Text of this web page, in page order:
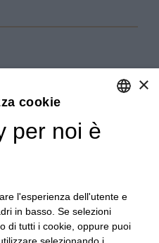
è un marchio di Olio
07980320019
Creato da:etinet.it
×
cookie
per noi è
l'esperienza dell'utente e
in basso. Se selezioni
di tutti i cookie, oppure puoi